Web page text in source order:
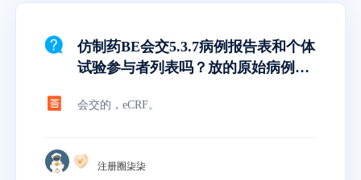
仿制药BE会交5.3.7病例报告表和个体
试验参与者列表吗？放的原始病例报
会交的，eCRF。
注册圈柒柒